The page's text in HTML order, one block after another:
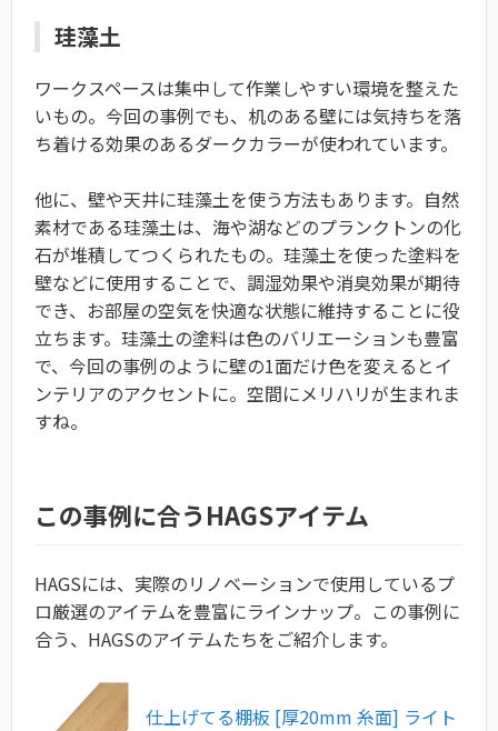
珪藻土
ワークスペースは集中して作業しやすい環境を整えた
いもの。今回の事例でも、机のある壁には気持ちを落
ち着ける効果のあるダークカラーが使われています。
他に、壁や天井に珪藻土を使う方法もあります。自然
素材である珪藻土は、海や湖などのプランクトンの化
石が堆積してつくられたもの。珪藻土を使った塗料を
壁などに使用することで、調湿効果や消臭効果が期待
でき、お部屋の空気を快適な状態に維持することに役
立ちます。珪藻土の塗料は色のバリエーションも豊富
で、今回の事例のように壁の1面だけ色を変えるとイ
ンテリアのアクセントに。空間にメリハリが生まれま
すね。
この事例に合うHAGSアイテム
HAGSには、実際のリノベーションで使用しているプ
ロ厳選のアイテムを豊富にラインナップ。この事例に
合う、HAGSのアイテムたちをご紹介します。
仕上げてる棚板 [厚20mm 糸面] ライト